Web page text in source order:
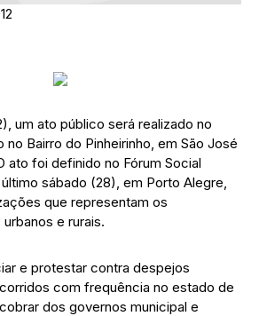
um ato público será realizado no
Bairro do Pinheirinho, em São José
ato foi definido no Fórum Social
sábado (28), em Porto Alegre,
que representam os
e rurais.
e protestar contra despejos
com frequência no estado de
dos governos municipal e